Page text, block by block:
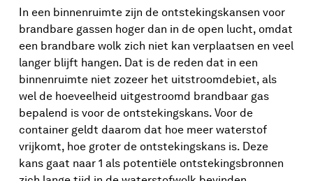
In een binnenruimte zijn de ontstekingskansen voor
brandbare gassen hoger dan in de open lucht, omdat
een brandbare wolk zich niet kan verplaatsen en veel
langer blijft hangen. Dat is de reden dat in een
binnenruimte niet zozeer het uitstroomdebiet, als
wel de hoeveelheid uitgestroomd brandbaar gas
bepalend is voor de ontstekingskans. Voor de
container geldt daarom dat hoe meer waterstof
vrijkomt, hoe groter de ontstekingskans is. Deze
kans gaat naar 1 als potentiële ontstekingsbronnen